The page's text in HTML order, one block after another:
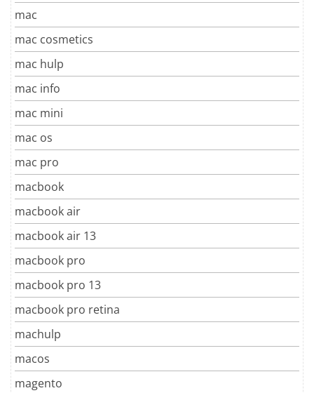
mac
mac cosmetics
mac hulp
mac info
mac mini
mac os
mac pro
macbook
macbook air
macbook air 13
macbook pro
macbook pro 13
macbook pro retina
machulp
macos
magento